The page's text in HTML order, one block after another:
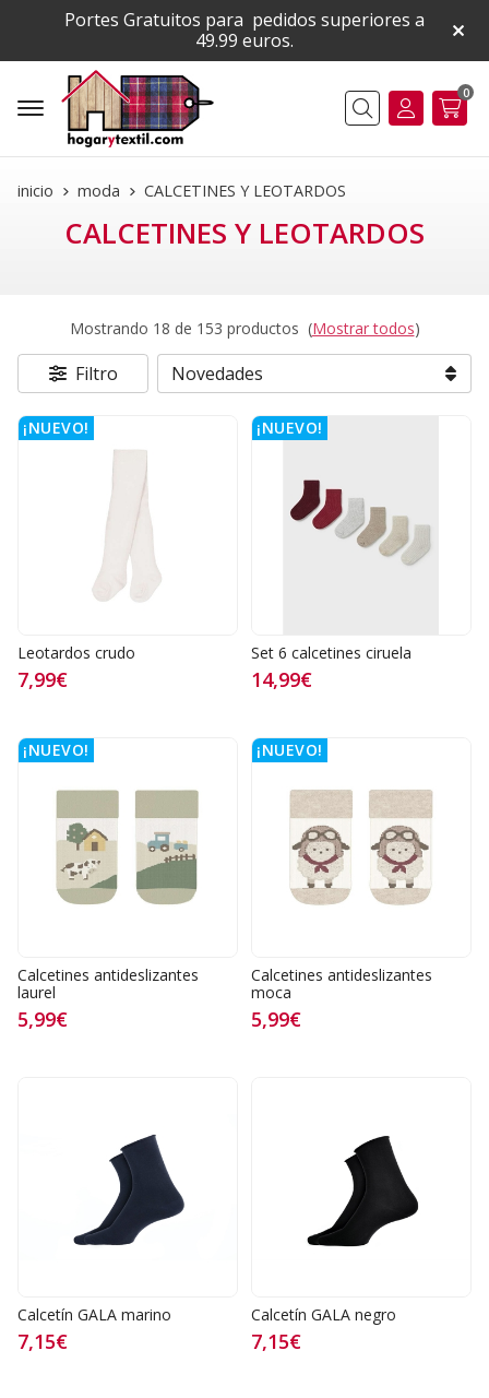
Portes Gratuitos para pedidos superiores a
49.99 euros.
Buscar
0
inicio moda CALCETINES Y LEOTARDOS
CALCETINES Y LEOTARDOS
Mostrando 18 de 153 productos (Mostrar todos)
Filtro
¡NUEVO!
Leotardos crudo
7,99€
¡NUEVO!
Set 6 calcetines ciruela
14,99€
¡NUEVO!
Calcetines antideslizantes
laurel
5,99€
¡NUEVO!
Calcetines antideslizantes
moca
5,99€
Calcetín GALA marino
7,15€
Calcetín GALA negro
7,15€